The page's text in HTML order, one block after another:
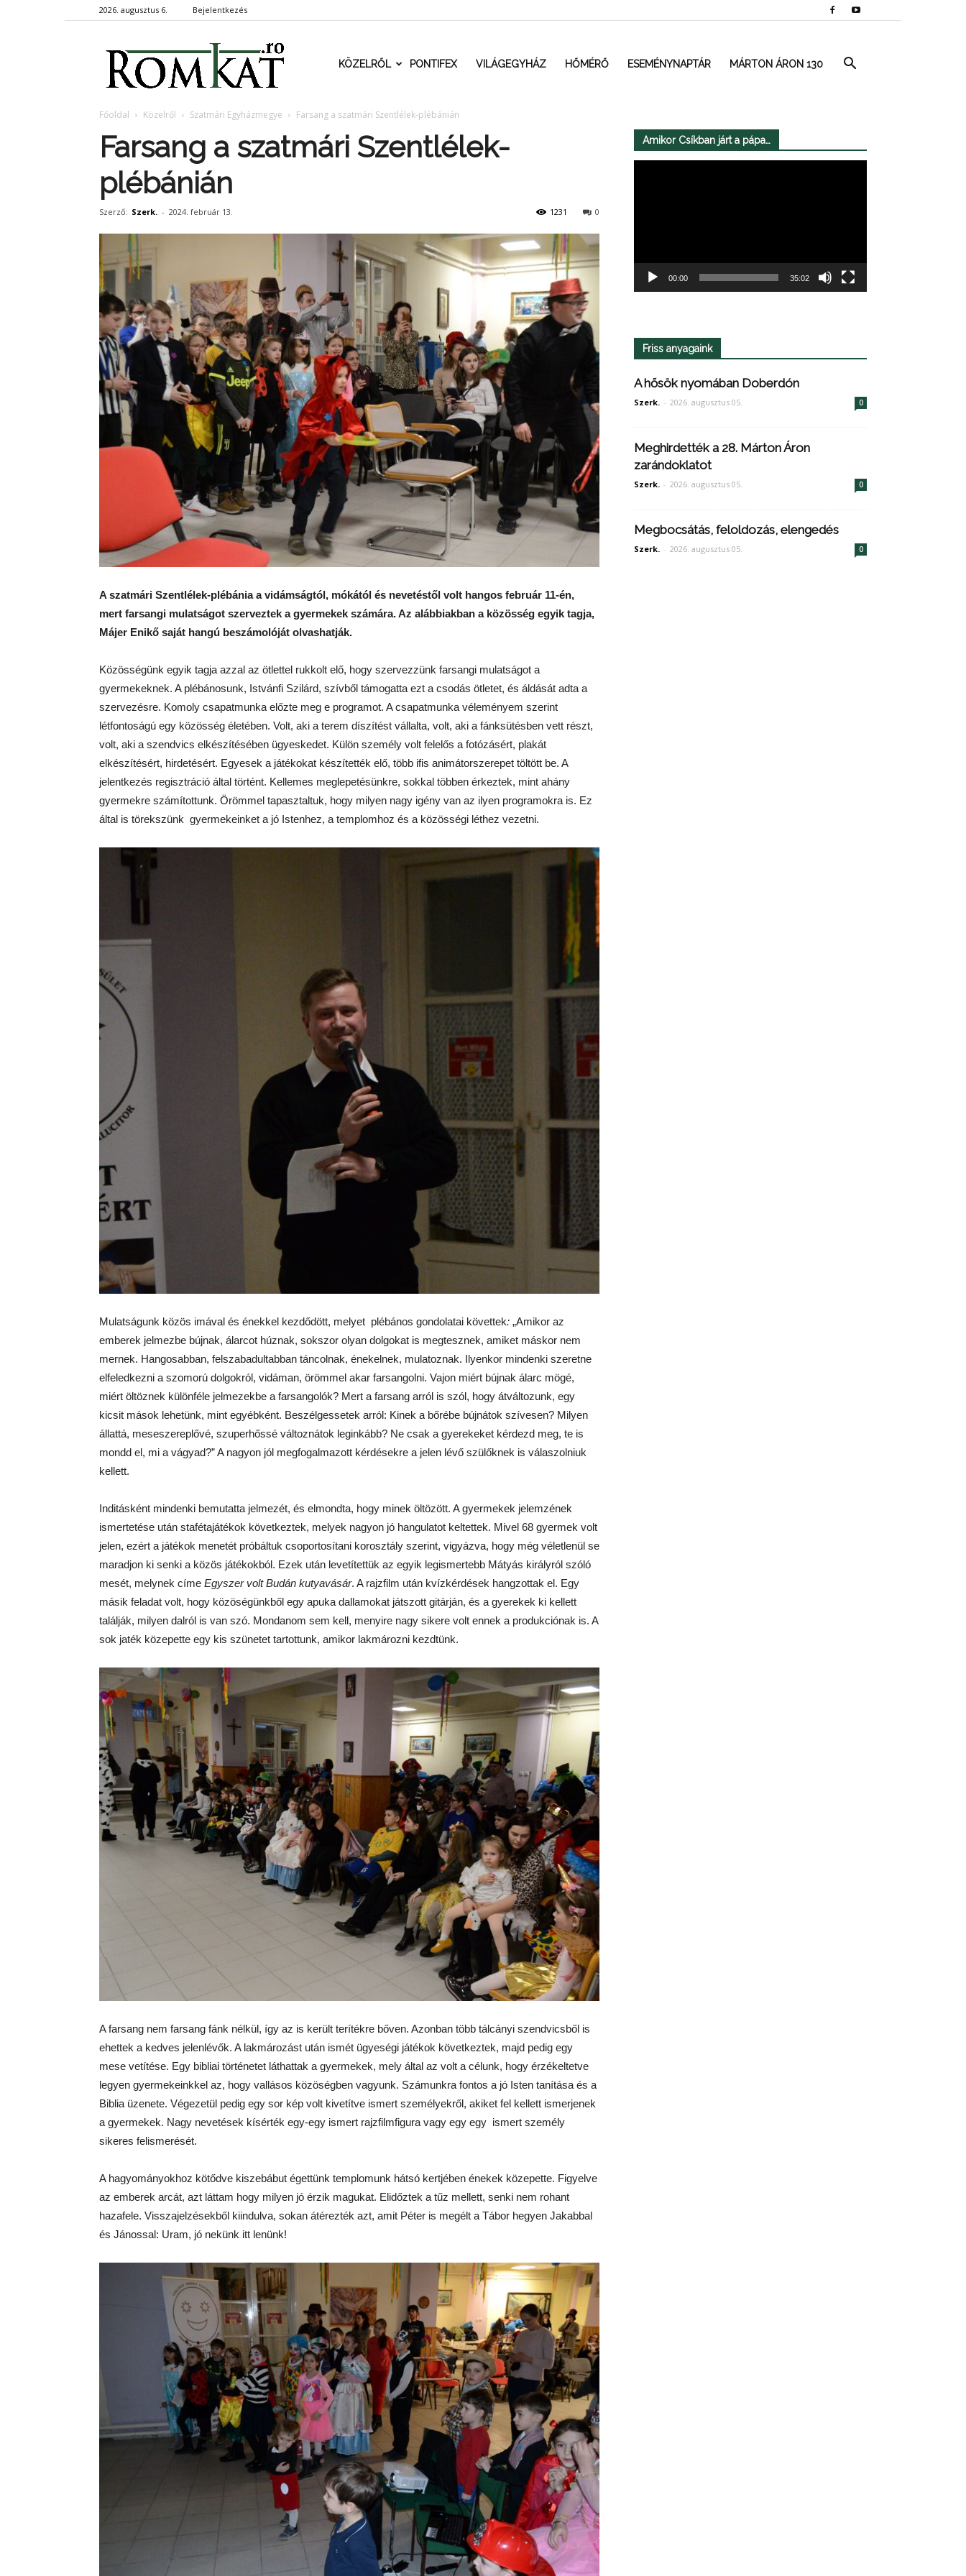
2026. augusztus 6. Bejelentkezés
RomKat.roKÖZELRŐL PONTIFEX VILÁGEGYHÁZ HŐMÉRŐ ESEMÉNYNAPTÁR MÁRTON ÁRON 130
Főoldal Közelről Szatmári Egyházmegye Farsang a szatmári Szentlélek-plébánián
Farsang a szatmári Szentlélek-
plébánián
Szerző: Szerk. - 2024. február 13. 0
1231
A szatmári Szentlélek-plébánia a vidámságtól, mókától és nevetéstől volt hangos február 11-én,
mert farsangi mulatságot szerveztek a gyermekek számára. Az alábbiakban a közösség egyik tagja,
Májer Enikő saját hangú beszámolóját olvashatják.
Közösségünk egyik tagja azzal az ötlettel rukkolt elő, hogy szervezzünk farsangi mulatságot a
gyermekeknek. A plébánosunk, Istvánfi Szilárd, szívből támogatta ezt a csodás ötletet, és áldását adta a
szervezésre. Komoly csapatmunka előzte meg e programot. A csapatmunka véleményem szerint
létfontoságú egy közösség életében. Volt, aki a terem díszítést vállalta, volt, aki a fánksütésben vett részt,
volt, aki a szendvics elkészítésében ügyeskedet. Külön személy volt felelős a fotózásért, plakát
elkészítésért, hirdetésért. Egyesek a játékokat készítették elő, több ifis animátorszerepet töltött be. A
jelentkezés regisztráció által történt. Kellemes meglepetésünkre, sokkal többen érkeztek, mint ahány
gyermekre számítottunk. Örömmel tapasztaltuk, hogy milyen nagy igény van az ilyen programokra is. Ez
által is törekszünk gyermekeinket a jó Istenhez, a templomhoz és a közösségi léthez vezetni.
Mulatságunk közös imával és énekkel kezdődött, melyet plébános gondolatai követtek: „Amikor az
emberek jelmezbe bújnak, álarcot húznak, sokszor olyan dolgokat is megtesznek, amiket máskor nem
mernek. Hangosabban, felszabadultabban táncolnak, énekelnek, mulatoznak. Ilyenkor mindenki szeretne
elfeledkezni a szomorú dolgokról, vidáman, örömmel akar farsangolni. Vajon miért bújnak álarc mögé,
miért öltöznek különféle jelmezekbe a farsangolók? Mert a farsang arról is szól, hogy átváltozunk, egy
kicsit mások lehetünk, mint egyébként. Beszélgessetek arról: Kinek a bőrébe bújnátok szívesen? Milyen
állattá, meseszereplővé, szuperhőssé változnátok leginkább? Ne csak a gyerekeket kérdezd meg, te is
mondd el, mi a vágyad?” A nagyon jól megfogalmazott kérdésekre a jelen lévő szülőknek is válaszolniuk
kellett.
Inditásként mindenki bemutatta jelmezét, és elmondta, hogy minek öltözött. A gyermekek jelemzének
ismertetése után stafétajátékok következtek, melyek nagyon jó hangulatot keltettek. Mivel 68 gyermek volt
jelen, ezért a játékok menetét próbáltuk csoportosítani korosztály szerint, vigyázva, hogy még véletlenül se
maradjon ki senki a közös játékokból. Ezek után levetítettük az egyik legismertebb Mátyás királyról szóló
mesét, melynek címe Egyszer volt Budán kutyavásár. A rajzfilm után kvízkérdések hangzottak el. Egy
másik feladat volt, hogy közöségünkből egy apuka dallamokat játszott gitárján, és a gyerekek ki kellett
találják, milyen dalról is van szó. Mondanom sem kell, menyire nagy sikere volt ennek a produkciónak is. A
sok jaték közepette egy kis szünetet tartottunk, amikor lakmározni kezdtünk.
A farsang nem farsang fánk nélkül, így az is került terítékre bőven. Azonban több tálcányi szendvicsből is
ehettek a kedves jelenlévők. A lakmározást után ismét ügyeségi játékok következtek, majd pedig egy
mese vetítése. Egy bibliai történetet láthattak a gyermekek, mely által az volt a célunk, hogy érzékeltetve
legyen gyermekeinkkel az, hogy vallásos közöségben vagyunk. Számunkra fontos a jó Isten tanítása és a
Biblia üzenete. Végezetül pedig egy sor kép volt kivetítve ismert személyekről, akiket fel kellett ismerjenek
a gyermekek. Nagy nevetések kísérték egy-egy ismert rajzfilmfigura vagy egy egy ismert személy
sikeres felismerését.
A hagyományokhoz kötődve kiszebábut égettünk templomunk hátsó kertjében énekek közepette. Figyelve
az emberek arcát, azt láttam hogy milyen jó érzik magukat. Elidőztek a tűz mellett, senki nem rohant
hazafele. Visszajelzésekből kiindulva, sokan átérezték azt, amit Péter is megélt a Tábor hegyen Jakabbal
és Jánossal: Uram, jó nekünk itt lenünk!
Amikor Csíkban járt a pápa…
00:00 35:02
Friss anyagaink
A hősök nyomában Doberdón
Szerk. - 2026. augusztus 05. 0
Meghirdették a 28. Márton Áron
zarándoklatot
Szerk. - 2026. augusztus 05. 0
Megbocsátás, feloldozás, elengedés
Szerk. - 2026. augusztus 05. 0